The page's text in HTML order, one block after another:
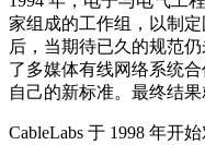
家组成的工作组，以制
后，当期待已久的规范
了多媒体有线网络系统
自己的新标准。最终结果
CableLabs 于 1998 年开